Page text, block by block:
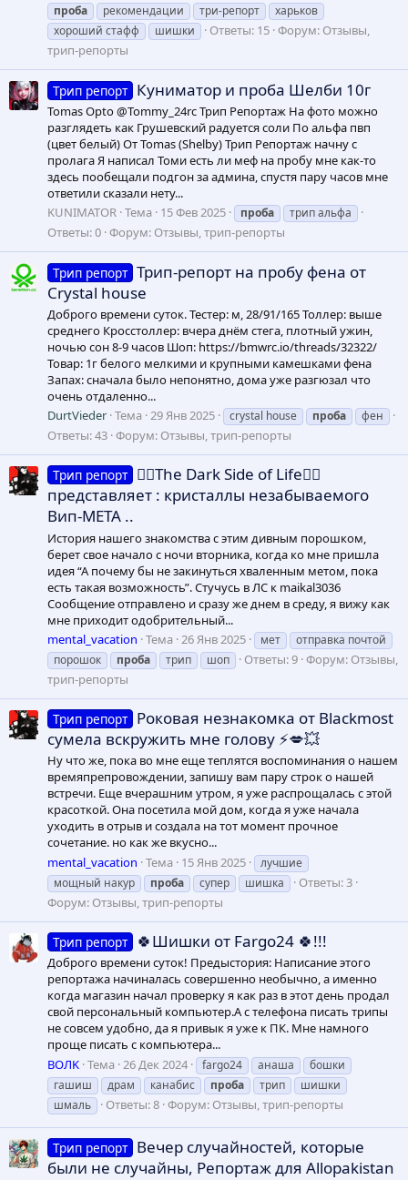
проба
рекомендации три-репорт
харьков
хороший стафф
шишки Ответы: 15 Форум: Отзывы,
трип-репорты
Трип репорт Куниматор и проба Шелби 10г
Tomas Opto @Tommy_24rc Трип Репортаж На фото можно
разглядеть как Грушевский радуется соли По альфа пвп
(цвет белый) От Tomas (Shelby) Трип Репортаж начну с
пролага Я написал Томи есть ли меф на пробу мне как-то
здесь пообещали подгон за админа, спустя пару часов мне
ответили сказали нету...
KUNIMATOR Тема 15 Фев 2025 проба трип альфа
Ответы: 0 Форум: Отзывы, трип-репорты
Трип репорт Трип-репорт на пробу фена от
Crystal house
Доброго времени суток. Тестер: м, 28/91/165 Толлер: выше
среднего Кросстоллер: вчера днём стега, плотный ужин,
ночью сон 8-9 часов Шоп: https://bmwrc.io/threads/32322/
Товар: 1г белого мелкими и крупными камешками фена
Запах: сначала было непонятно, дома уже разгюзал что
очень отдаленно...
DurtVieder Тема 29 Янв 2025 crystal house проба фен
Ответы: 43 Форум: Отзывы, трип-репорты
Трип репорт 🏴‍☠️The Dark Side of Life🏴‍☠️
представляет : кристаллы незабываемого
Вип-МЕТА ..
История нашего знакомства с этим дивным порошком,
берет свое начало с ночи вторника, когда ко мне пришла
идея “А почему бы не закинуться хваленным метом, пока
есть такая возможность”. Стучусь в ЛС к maikal3036
Сообщение отправлено и сразу же днем в среду, я вижу как
мне приходит одобрительный...
mental_vacation Тема 26 Янв 2025 мет
отправка почтой
порошок
проба трип шоп Ответы: 9 Форум: Отзывы,
трип-репорты
Трип репорт Роковая незнакомка от Blackmost
сумела вскружить мне голову ⚡️💋💥
Ну что же, пока во мне еще теплятся воспоминания о нашем
времяпрепровождении, запишу вам пару строк о нашей
встречи. Еще вчерашним утром, я уже распрощалась с этой
красоткой. Она посетила мой дом, когда я уже начала
уходить в отрыв и создала на тот момент прочное
сочетание. но как же вкусно...
mental_vacation Тема 15 Янв 2025
лучшие
мощный накур
проба супер шишка
Ответы: 3
Форум: Отзывы, трип-репорты
Трип репорт 🍀Шишки от Fargo24 🍀!!!
Доброго времени суток! Предыстория: Написание этого
репортажа начиналась совершенно необычно, а именно
когда магазин начал проверку я как раз в этот день продал
свой персональный компьютер.А с телефона писать трипы
не совсем удобно, да я привык я уже к ПК. Мне намного
проще писать с компьютера...
ВОЛK Тема 26 Дек 2024 fargo24 анаша
бошки
гашиш
драм канабис проба трип
шишки
шмаль
Ответы: 8 Форум: Отзывы, трип-репорты
Трип репорт Вечер случайностей, которые
были не случайны, Репортаж для Allopakistan